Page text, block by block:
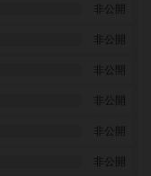
非公開
非公開
非公開
非公開
非公開
非公開